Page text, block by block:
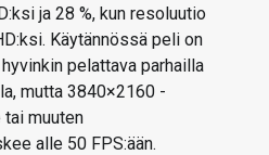
ja 28 %, kun resoluutio
Käytännössä peli on
pelattava parhailla
mutta 3840×2160 -
muuten
alle 50 FPS:ään.